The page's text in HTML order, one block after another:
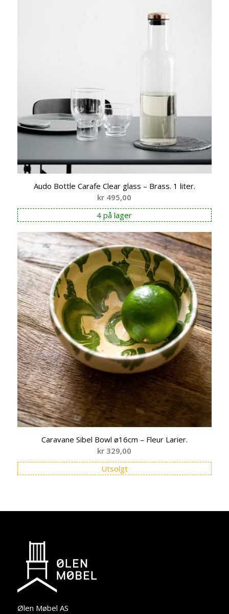
Audo Bottle Carafe Clear glass – Brass. 1 liter.
kr 495,00
4 på lager
Caravane Sibel Bowl ø16cm – Fleur Larier.
kr 329,00
Utsolgt
Ølen Møbel AS